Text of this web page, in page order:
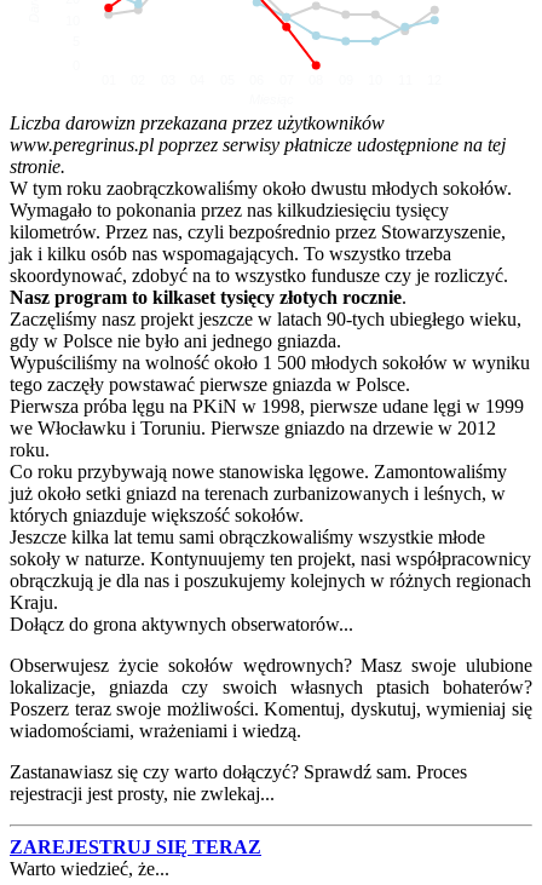
Liczba darowizn przekazana przez użytkowników
www.peregrinus.pl poprzez serwisy płatnicze udostępnione na tej
stronie.
W tym roku zaobrączkowaliśmy około dwustu młodych sokołów.
Wymagało to pokonania przez nas kilkudziesięciu tysięcy
kilometrów. Przez nas, czyli bezpośrednio przez Stowarzyszenie,
jak i kilku osób nas wspomagających. To wszystko trzeba
skoordynować, zdobyć na to wszystko fundusze czy je rozliczyć.
Nasz program to kilkaset tysięcy złotych rocznie.
Zaczęliśmy nasz projekt jeszcze w latach 90-tych ubiegłego wieku,
gdy w Polsce nie było ani jednego gniazda.
Wypuściliśmy na wolność około 1 500 młodych sokołów w wyniku
tego zaczęły powstawać pierwsze gniazda w Polsce.
Pierwsza próba lęgu na PKiN w 1998, pierwsze udane lęgi w 1999
we Włocławku i Toruniu. Pierwsze gniazdo na drzewie w 2012
roku.
Co roku przybywają nowe stanowiska lęgowe. Zamontowaliśmy
już około setki gniazd na terenach zurbanizowanych i leśnych, w
których gniazduje większość sokołów.
Jeszcze kilka lat temu sami obrączkowaliśmy wszystkie młode
sokoły w naturze. Kontynuujemy ten projekt, nasi współpracownicy
obrączkują je dla nas i poszukujemy kolejnych w różnych regionach
Kraju.
Dołącz do grona aktywnych obserwatorów...
Obserwujesz życie sokołów wędrownych? Masz swoje ulubione
lokalizacje, gniazda czy swoich własnych ptasich bohaterów?
Poszerz teraz swoje możliwości. Komentuj, dyskutuj, wymieniaj się
wiadomościami, wrażeniami i wiedzą.
Zastanawiasz się czy warto dołączyć? Sprawdź sam. Proces
rejestracji jest prosty, nie zwlekaj...
ZAREJESTRUJ SIĘ TERAZ
Warto wiedzieć, że...